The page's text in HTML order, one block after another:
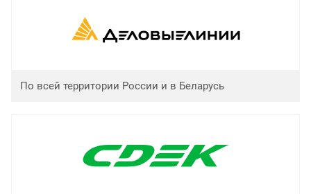
По всей территории России и в Беларусь